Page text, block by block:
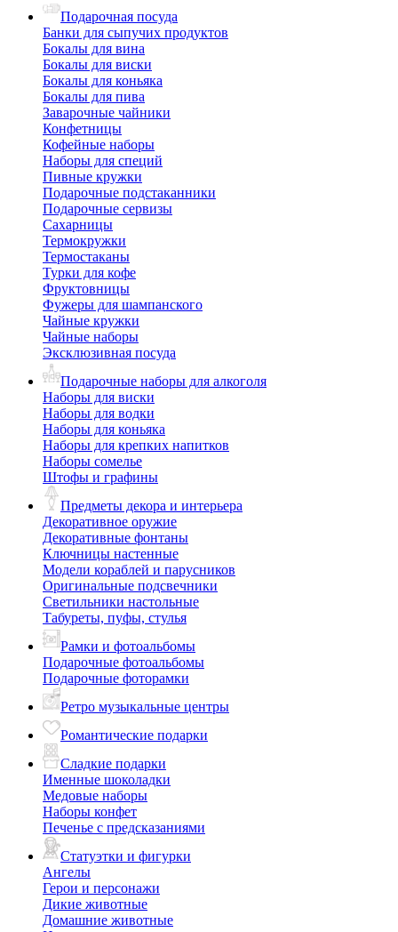
Подарочная посуда
Банки для сыпучих продуктов
Бокалы для вина
Бокалы для виски
Бокалы для коньяка
Бокалы для пива
Заварочные чайники
Конфетницы
Кофейные наборы
Наборы для специй
Пивные кружки
Подарочные подстаканники
Подарочные сервизы
Сахарницы
Термокружки
Термостаканы
Турки для кофе
Фруктовницы
Фужеры для шампанского
Чайные кружки
Чайные наборы
Эксклюзивная посуда
Подарочные наборы для алкоголя
Наборы для виски
Наборы для водки
Наборы для коньяка
Наборы для крепких напитков
Наборы сомелье
Штофы и графины
Предметы декора и интерьера
Декоративное оружие
Декоративные фонтаны
Ключницы настенные
Модели кораблей и парусников
Оригинальные подсвечники
Светильники настольные
Табуреты, пуфы, стулья
Рамки и фотоальбомы
Подарочные фотоальбомы
Подарочные фоторамки
Ретро музыкальные центры
Романтические подарки
Сладкие подарки
Именные шоколадки
Медовые наборы
Наборы конфет
Печенье с предсказаниями
Статуэтки и фигурки
Ангелы
Герои и персонажи
Дикие животные
Домашние животные